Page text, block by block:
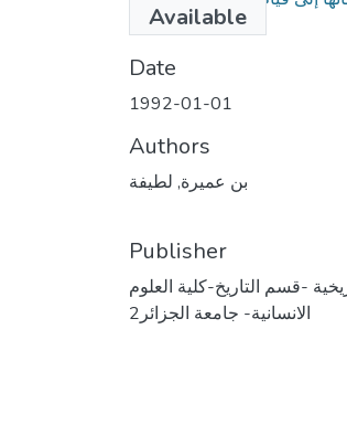
Available
(17.22 MB)
Date
1992-01-01
Authors
بن عميرة, لطيفة
Publisher
-قسم التاريخ-كلية العلوم
الانسانية- جامعة الجزائر2